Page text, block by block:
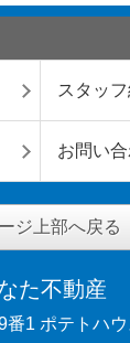
スタッ
お問い
ジ上部へ戻る
た不動産
番1 ポテトハ